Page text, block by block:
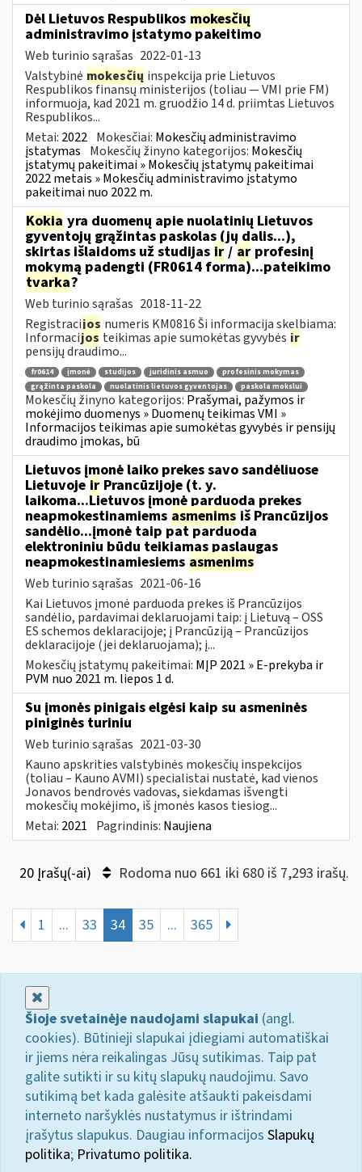
Dėl Lietuvos Respublikos mokesčių
administravimo įstatymo pakeitimo
Web turinio sąrašas 2022-01-13
Valstybinė mokesčių inspekcija prie Lietuvos
Respublikos finansų ministerijos (toliau — VMI prie FM)
informuoja, kad 2021 m. gruodžio 14 d. priimtas Lietuvos
Respublikos...
Metai: 2022 Mokesčiai: Mokesčių administravimo
įstatymas Mokesčių žinyno kategorijos: Mokesčių
įstatymų pakeitimai » Mokesčių įstatymų pakeitimai
2022 metais » Mokesčių administravimo įstatymo
pakeitimai nuo 2022 m.
Kokia yra duomenų apie nuolatinių Lietuvos
gyventojų grąžintas paskolas (jų dalis...),
skirtas išlaidoms už studijas ir / ar profesinį
mokymą padengti (FR0614 forma)...pateikimo
tvarka?
Web turinio sąrašas 2018-11-22
Registracijos numeris KM0816 Ši informacija skelbiama:
Informacijosteikimas apie sumokėtas gyvybės ir
pensijų draudimo...
fr0614 įmonė studijos juridinis asmuo
profesinis mokymas
grąžinta paskola
nuolatinis lietuvos gyventojas paskola mokslui
Mokesčių žinyno kategorijos: Prašymai, pažymos ir
mokėjimo duomenys » Duomenų teikimas VMI »
Informacijos teikimas apie sumokėtas gyvybės ir pensijų
draudimo įmokas, bū
Lietuvos įmonė laiko prekes savo sandėliuose
Lietuvoje ir Prancūzijoje (t. y.
laikoma...Lietuvos įmonė parduoda prekes
neapmokestinamiems asmenims iš Prancūzijos
sandėlio...įmonė taip pat parduoda
elektroniniu būdu teikiamas paslaugas
neapmokestinamiesiems asmenims
Web turinio sąrašas 2021-06-16
Kai Lietuvos įmonė parduoda prekes iš Prancūzijos
sandėlio, pardavimai deklaruojami taip: į Lietuvą – OSS
ES schemos deklaracijoje; į Prancūziją – Prancūzijos
deklaracijoje (jei deklaruojama); į...
Mokesčių įstatymų pakeitimai: MĮP 2021 » E-prekyba ir
PVM nuo 2021 m. liepos 1 d.
Su įmonės pinigais elgėsi kaip su asmeninės
piniginės turiniu
Web turinio sąrašas 2021-03-30
Kauno apskrities valstybinės mokesčių inspekcijos
(toliau – Kauno AVMI) specialistai nustatė, kad vienos
Jonavos bendrovės vadovas, siekdamas išvengti
mokesčių mokėjimo, iš įmonės kasos tiesiog...
Metai: 2021 Pagrindinis: Naujiena
20 Įrašų(-ai) Rodoma nuo 661 iki 680 iš 7,293 irašų.
1 ... 33 34 35 ... 365
Šioje svetainėje naudojami slapukai (angl.
cookies). Būtinieji slapukai įdiegiami automatiškai
ir jiems nėra reikalingas Jūsų sutikimas. Taip pat
galite sutikti ir su kitų slapukų naudojimu. Savo
sutikimą bet kada galėsite atšaukti pakeisdami
interneto naršyklės nustatymus ir ištrindami
įrašytus slapukus. Daugiau informacijos Slapukų
politika; Privatumo politika.